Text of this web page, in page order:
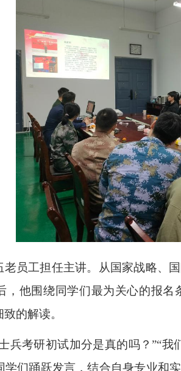
老员工担任主讲。从国家战略、
，他围绕同学们最为关心的报
的解读。
兵考研初试加分是真的吗？”“
学们踊跃发言，结合自身专业和